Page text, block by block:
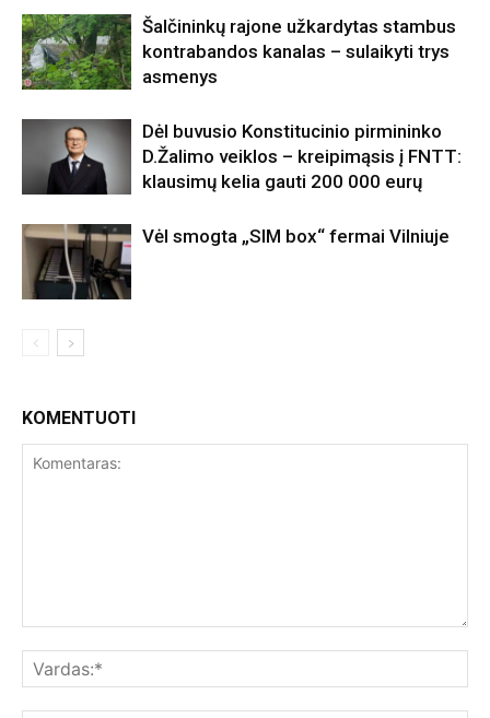
Šalčininkų rajone užkardytas stambus
kontrabandos kanalas – sulaikyti trys
asmenys
Dėl buvusio Konstitucinio pirmininko
D.Žalimo veiklos – kreipimąsis į FNTT:
klausimų kelia gauti 200 000 eurų
Vėl smogta „SIM box“ fermai Vilniuje
KOMENTUOTI